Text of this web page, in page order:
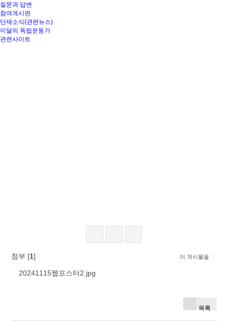
질문과 답변
참여게시판
단재소식(관련뉴스)
이달의 독립운동가
관련사이트
첨부 [1]
20241115웹포스터2.jpg
이 게시물을
목록